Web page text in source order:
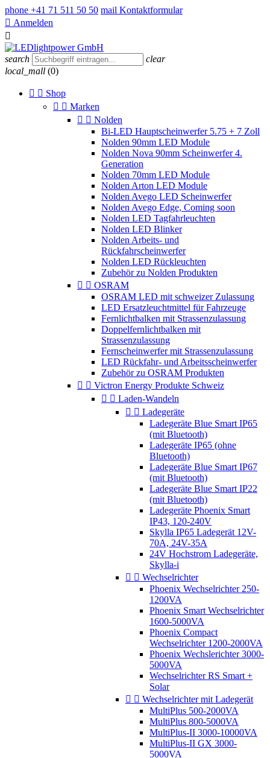
phone +41 71 511 50 50 mail Kontaktformular
 Anmelden

search
clear
local_mall (0)
  Shop
  Marken
  Nolden
Bi-LED Hauptscheinwerfer 5.75 + 7 Zoll
Nolden 90mm LED Module
Nolden Nova 90mm Scheinwerfer 4.
Generation
Nolden 70mm LED Module
Nolden Arton LED Module
Nolden Avego LED Scheinwerfer
Nolden Avego Edge, Coming soon
Nolden LED Tagfahrleuchten
Nolden LED Blinker
Nolden Arbeits- und
Rückfahrscheinwerfer
Nolden LED Rückleuchten
Zubehör zu Nolden Produkten
  OSRAM
OSRAM LED mit schweizer Zulassung
LED Ersatzleuchtmittel für Fahrzeuge
Fernlichtbalken mit Strassenzulassung
Doppelfernlichtbalken mit
Strassenzulassung
Fernscheinwerfer mit Strassenzulassung
LED Rückfahr- und Arbeitsscheinwerfer
Zubehör zu OSRAM Produkten
  Victron Energy Produkte Schweiz
  Laden-Wandeln
  Ladegeräte
Ladegeräte Blue Smart IP65
(mit Bluetooth)
Ladegeräte IP65 (ohne
Bluetooth)
Ladegeräte Blue Smart IP67
(mit Bluetooth)
Ladegeräte Blue Smart IP22
(mit Bluetooth)
Ladegeräte Phoenix Smart
IP43, 120-240V
Skylla IP65 Ladegerät 12V-
70A, 24V-35A
24V Hochstrom Ladegeräte,
Skylla-i
  Wechselrichter
Phoenix Wechselrichter 250-
1200VA
Phoenix Smart Wechselrichter
1600-5000VA
Phoenix Compact
Wechselrichter 1200-2000VA
Phoenix Wechslerichter 3000-
5000VA
Wechselrichter RS Smart +
Solar
  Wechselrichter mit Ladegerät
MultiPlus 500-2000VA
MultiPlus 800-5000VA
MultiPlus-II 3000-10000VA
MultiPlus-II GX 3000-
5000VA